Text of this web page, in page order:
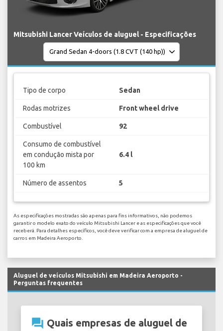
Mitsubishi Lancer Veículos de aluguel - Especificações
Tipo de corpo Sedan
Rodas motrizes Front wheel drive
Combustível 92
Consumo de combustível
em condução mista por
100 km
6.4 l
Número de assentos 5
As especificações mostradas são apenas para fins informativos, não podemos
garantir o modelo exato do veículo Mitsubishi Lancer e as especificações que você
receberá. Para detalhes específicos, você deve verificar com a empresa de aluguel de
carros em Madeira Aeroporto.
Aluguel de veículos Mitsubishi em Madeira Aeroporto -
Perguntas frequentes
question_answer Quais empresas de aluguel de